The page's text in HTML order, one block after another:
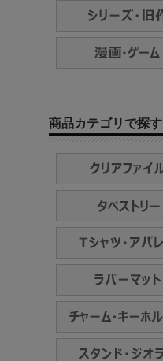
商品カテゴリで探す